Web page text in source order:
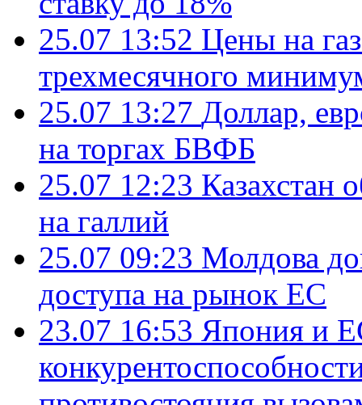
25.07 13:52 Цены на
трехмесячного
25.07 13:27 Доллар,
на торгах БВФБ
25.07 12:23 Казахстан
на галлий
25.07 09:23 Молдова
доступа на рынок ЕС
23.07 16:53 Япония и